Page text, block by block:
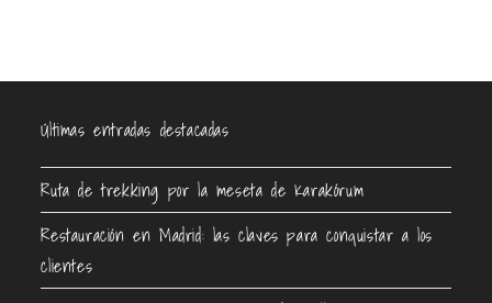
Últimas entradas destacadas
Ruta de trekking por la meseta de Karakórum
Restauración en Madrid: las claves para conquistar a los
clientes